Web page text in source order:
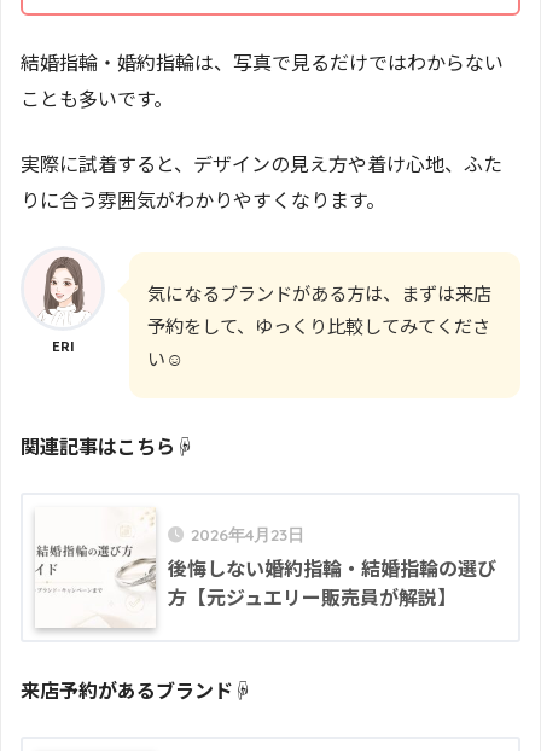
結婚指輪・婚約指輪は、写真で見るだけではわからない
ことも多いです。
実際に試着すると、デザインの見え方や着け心地、ふた
りに合う雰囲気がわかりやすくなります。
ERI
気になるブランドがある方は、まずは来店
予約をして、ゆっくり比較してみてくださ
い☺︎
関連記事はこちら☟
2026年4月23日
後悔しない婚約指輪・結婚指輪の選び
方【元ジュエリー販売員が解説】
来店予約があるブランド☟